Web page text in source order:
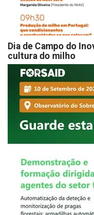
Dia de Campo do
cultura do milho